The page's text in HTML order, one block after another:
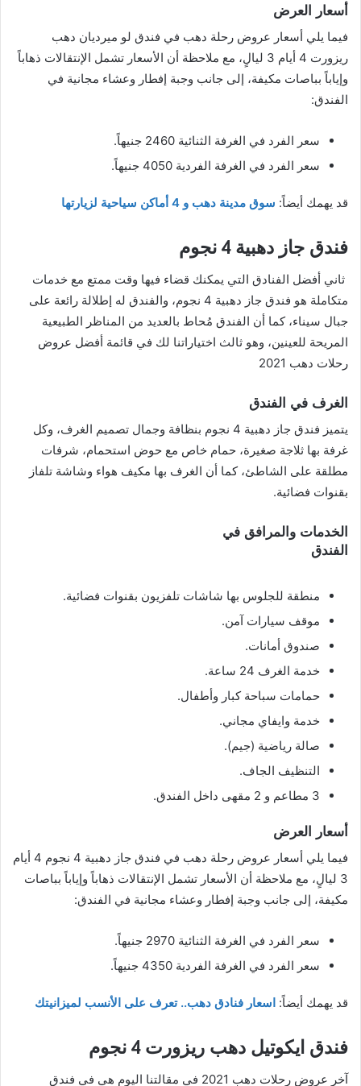
أسعار العرض
فيما يلي أسعار عروض رحلة دهب في فندق لو ميرديان دهب
ريزورت 4 أيام 3 ليالٍ، مع ملاحظة أن الأسعار تشمل الإنتقالات ذهاباً
وإياباً بباصات مكيفة، إلى جانب وجبة إفطار وعشاء مجانية في
الفندق:
سعر الفرد في الغرفة الثنائية 2460 جنيهاً.
سعر الفرد في الغرفة الفردية 4050 جنيهاً.
قد يهمك أيضاً: سوق مدينة دهب و 4 أماكن سياحية لزيارتها
فندق جاز دهبية 4 نجوم
ثاني أفضل الفنادق التي يمكنك قضاء فيها وقت ممتع مع خدمات
متكاملة هو فندق جاز دهبية 4 نجوم، والفندق له إطلالة رائعة على
جبال سيناء، كما أن الفندق مُحاط بالعديد من المناظر الطبيعية
المريحة للعينين، وهو ثالث اختياراتنا لك في قائمة أفضل عروض
رحلات دهب 2021
الغرف في الفندق
يتميز فندق جاز دهبية 4 نجوم بنظافة وجمال تصميم الغرف، وكل
غرفة بها ثلاجة صغيرة، حمام خاص مع حوض استحمام، شرفات
مطلقة على الشاطئ، كما أن الغرف بها مكيف هواء وشاشة تلفاز
بقنوات فضائية.
الخدمات والمرافق في
الفندق
منطقة للجلوس بها شاشات تلفزيون بقنوات فضائية.
موقف سيارات آمن.
صندوق أمانات.
خدمة الغرف 24 ساعة.
حمامات سباحة كبار وأطفال.
خدمة وايفاي مجاني.
صالة رياضية (جيم).
التنظيف الجاف.
3 مطاعم و 2 مقهى داخل الفندق.
أسعار العرض
فيما يلي أسعار عروض رحلة دهب في فندق جاز دهبية 4 نجوم 4 أيام
3 ليالٍ، مع ملاحظة أن الأسعار تشمل الإنتقالات ذهاباً وإياباً بباصات
مكيفة، إلى جانب وجبة إفطار وعشاء مجانية في الفندق:
سعر الفرد في الغرفة الثنائية 2970 جنيهاً.
سعر الفرد في الغرفة الفردية 4350 جنيهاً.
قد يهمك أيضاً: اسعار فنادق دهب.. تعرف على الأنسب لميزانيتك
فندق ايكوتيل دهب ريزورت 4 نجوم
آخر عروض رحلات دهب 2021 في مقالتنا اليوم هي في فندق